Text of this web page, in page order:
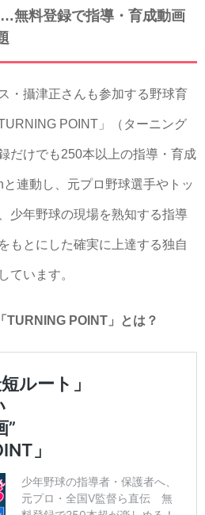
無料登録で指導・育成動画
・攝津正さんも参加する野球育
POINT」（ターニング
だけでも250本以上の指導・育成
連動し、元プロ野球選手やトッ
少年野球の現場を熟知する指導
もとにした確実に上達する独自
ています。
TURNING POINT」とは？